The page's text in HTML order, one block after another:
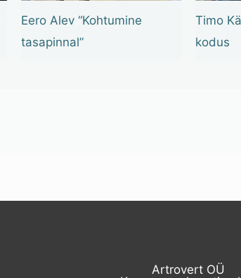
Eero Alev “Kohtumine
tasapinnal”
Timo
kodus
Artrovert OÜ